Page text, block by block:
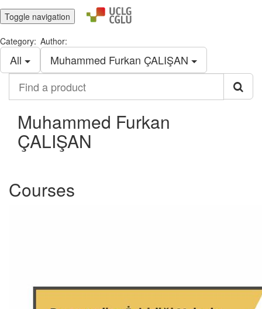
Toggle navigation
Category:
All
Author:
Muhammed Furkan ÇALIŞAN
product
Muhammed Furkan
ÇALIŞAN
Courses